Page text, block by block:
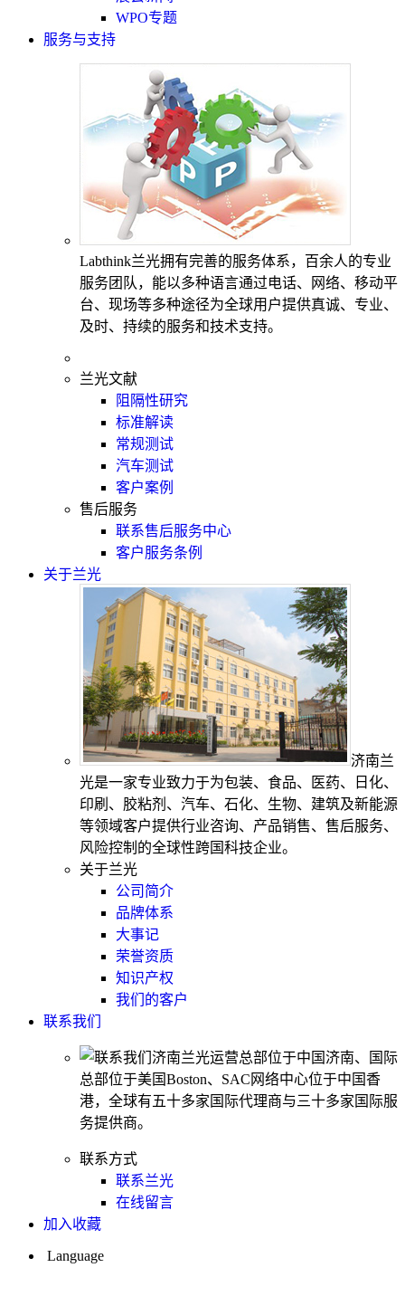
WPO专题
服务与支持
Labthink兰光拥有完善的服务体系，百余人的专业
服务团队，能以多种语言通过电话、网络、移动平
台、现场等多种途径为全球用户提供真诚、专业、
及时、持续的服务和技术支持。
兰光文献
阻隔性研究
标准解读
常规测试
汽车测试
客户案例
售后服务
联系售后服务中心
客户服务条例
关于兰光
济南兰
光是一家专业致力于为包装、食品、医药、日化、
印刷、胶粘剂、汽车、石化、生物、建筑及新能源
等领域客户提供行业咨询、产品销售、售后服务、
风险控制的全球性跨国科技企业。
关于兰光
公司简介
品牌体系
大事记
荣誉资质
知识产权
我们的客户
联系我们
济南兰光运营总部位于中国济南、国际
总部位于美国Boston、SAC网络中心位于中国香
港，全球有五十多家国际代理商与三十多家国际服
务提供商。
联系方式
联系兰光
在线留言
加入收藏
Language